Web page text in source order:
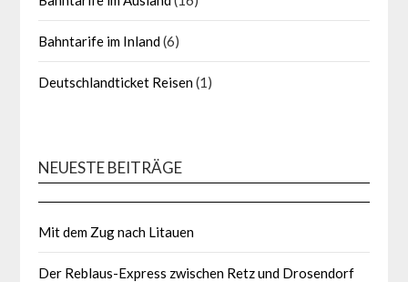
Bahntarife im Inland(6)
Deutschlandticket Reisen(1)
NEUESTE BEITRÄGE
Mit dem Zug nach Litauen
Der Reblaus-Express zwischen Retz und Drosendorf